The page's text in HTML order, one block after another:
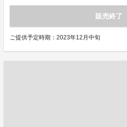
販売終了
ご提供予定時期：2023年12月中旬